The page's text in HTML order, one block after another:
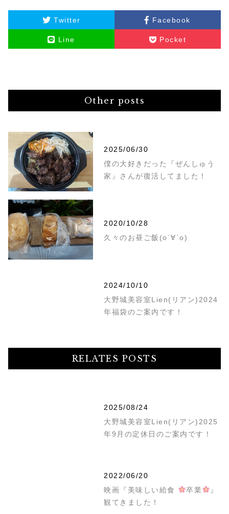
Twitter Facebook
Line Pocket
Other posts
2025/06/30
僕の大好きだった『ぜんしゅう
家』さんが復活してました！
2020/10/28
久々のお昼ご飯(о´∀`о)
2024/10/10
大野城美容室Lien(リアン)2024
年福袋のご案内です！
RELATES POSTS
2025/08/24
大野城美容室Lien(リアン)2025
年9月の定休日のご案内です！
2022/06/20
映画『美味しい給食
卒業
』
観てきました！